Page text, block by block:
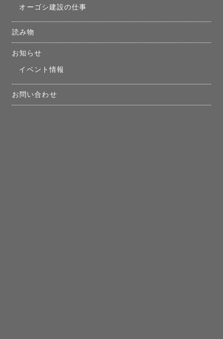
オーゴシ建設の仕事
読み物
お知らせ
イベント情報
お問い合わせ